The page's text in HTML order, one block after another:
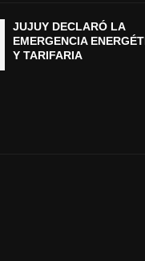
JUJUY DECLARÓ LA
EMERGENCIA
Y TARIFARIA